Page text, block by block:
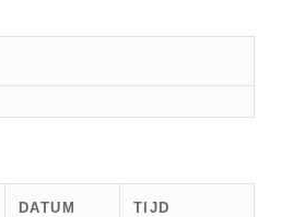
DATUM TIJD